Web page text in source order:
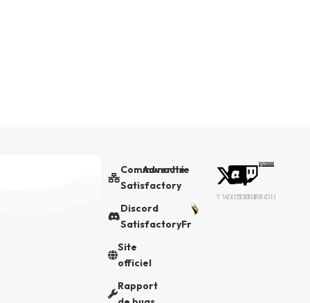
Communauté
Satisfactory
Discord
SatisfactoryFr
Site
officiel
Rapport
Advertise
TWITTER
DISCORD
TWITCH